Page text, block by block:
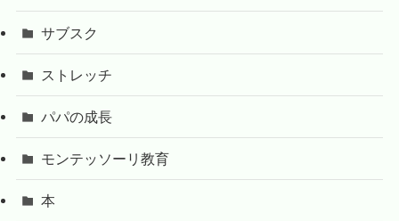
サブスク
ストレッチ
パパの成長
モンテッソーリ教育
本